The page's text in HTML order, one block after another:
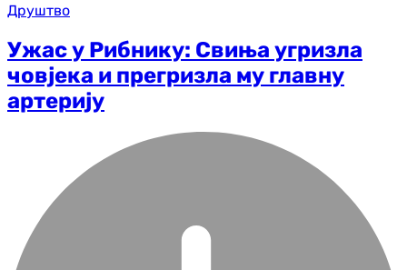
Друштво
Ужас у Рибнику: Свиња угризла
човјека и прегризла му главну
артерију